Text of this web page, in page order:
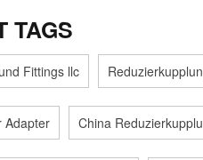
TAGS
Fittings llc
Adapter China